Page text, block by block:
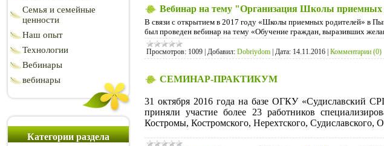
Семья и семейные
ценности
Наш опыт
Технологии
Вебинары
вебинары
Категории раздела
Вебинар на тему "Организация Школы приемных
В связи с открытием в 2017 году «Школы приемных родителей» в
был проведен вебинар на тему «Обучение граждан, выразивших
Просмотров: 1009 Добавил: Dobriydom Дата: 14.11.2016 Комментарии (0)
СЕМИНАР-ПРАКТИКУМ
31 октября 2016 года на базе ОГКУ «Судиславский
приняли участие более 23 работников
Костромы, Костромского, Нерехтского, Судиславского,